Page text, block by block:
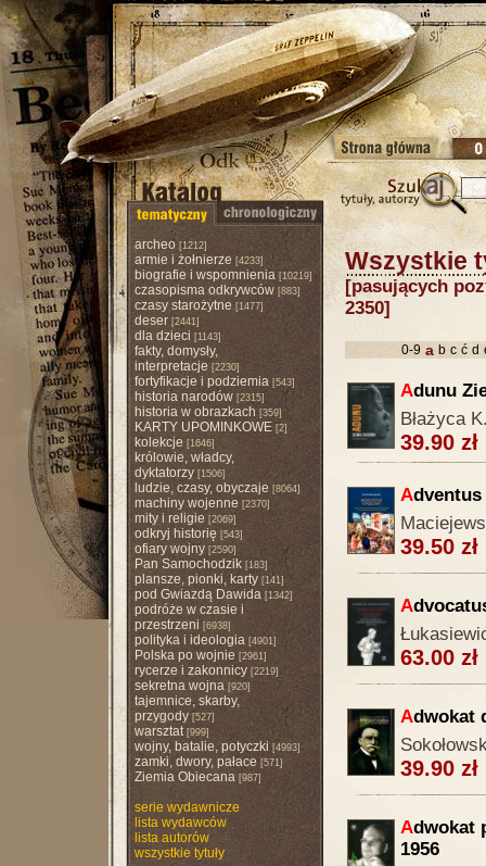
archeo [1212]
armie i żołnierze [4233]
biografie i wspomnienia[10219]
czasopisma odkrywców[883]
czasy starożytne [1477]
deser[2441]
dla dzieci [1143]
fakty, domysły,
interpretacje [2230]
fortyfikacje i podziemia[543]
historia narodów[2315]
historia w obrazkach [359]
KARTY UPOMINKOWE[2]
kolekcje [1646]
królowie, władcy,
dyktatorzy[1506]
ludzie, czasy, obyczaje [8064]
machiny wojenne [2370]
mity i religie [2069]
odkryj historię[543]
ofiary wojny[2590]
Pan Samochodzik[183]
plansze, pionki, karty[141]
pod Gwiazdą Dawida[1342]
podróże w czasie i
przestrzeni [6938]
polityka i ideologia[4901]
Polska po wojnie [2961]
rycerze i zakonnicy[2219]
sekretna wojna[920]
tajemnice, skarby,
przygody[527]
warsztat[999]
wojny, batalie, potyczki [4993]
zamki, dwory, pałace [571]
Ziemia Obiecana[987]
serie wydawnicze
lista wydawców
lista autorów
wszystkie tytuły
Wszystkie
[pasujących
2350]
0-9 a b c ć d
Adunu
Błażyca
39.90 zł
A
39.50 zł
A
63.00 zł
Adwokat
39.90 zł
Adwokat
1956